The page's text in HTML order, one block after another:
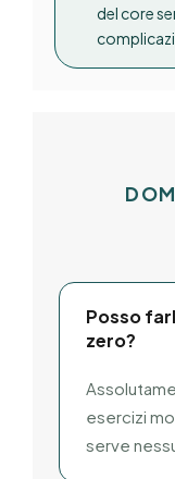
del core
Posso
zero?
esercizi
serve